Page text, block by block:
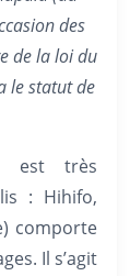
des
de la loi du
le statut de
est très
: Hihifo,
comporte
Il s’agit